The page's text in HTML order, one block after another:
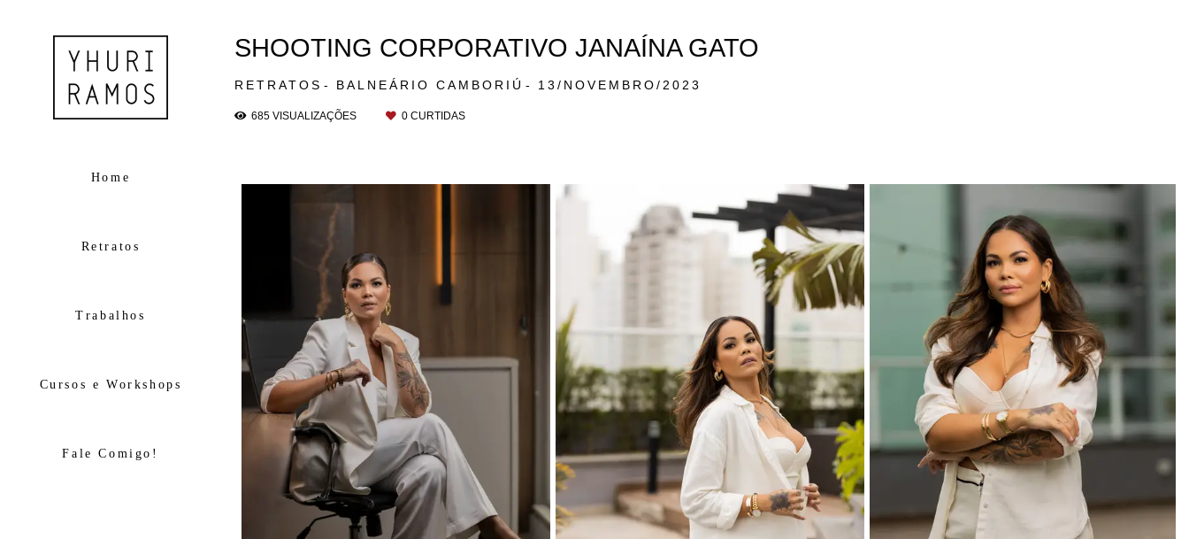
Home
Retratos
Trabalhos
Cursos e Workshops
Fale Comigo!
RETRATOS BALNEÁRIO CAMBORIÚ 13/NOVEMBRO/2023
SHOOTING CORPORATIVO JANAÍNA GATO
685 VISUALIZAÇÕES 0 CURTIDAS